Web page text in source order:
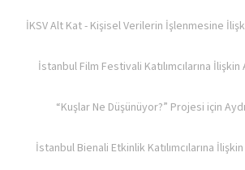
İKSV Alt Kat - Kişisel Verilerin İşlenmesine
İstanbul Film Festivali Katılımcılarına
“Kuşlar Ne Düşünüyor?” Projesi için
İstanbul Bienali Etkinlik Katılımcılarına